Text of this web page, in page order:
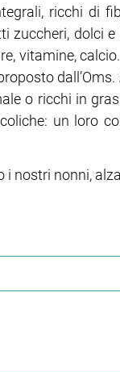
ricchi di
zuccheri, dolci e
vitamine,
o ricchi in
un loro
i nostri nonni,